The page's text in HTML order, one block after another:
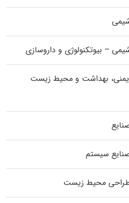
– بیوتکنولوژی و داروسازی
بهداشت و محیط زیست
سیستم
محیط زیست